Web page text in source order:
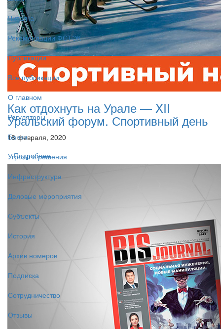
Читалка
Рекомендации ФСТЭК
Публикации
Все публикации
О главном
Регуляторы
Банки
Угрозы и решения
Инфраструктура
Деловые мероприятия
Субъекты
История
Архив номеров
Подписка
Сотрудничество
Отзывы
Как отдохнуть на Урале — XII
Уральский форум. Спортивный день
18 февраля, 2020
Подробнее